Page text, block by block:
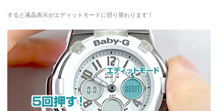
すると液晶表示がエディットモードに切り替わります！